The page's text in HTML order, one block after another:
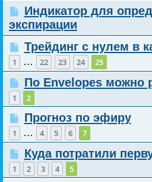
Индикатор для
экспирации
Трейдинг с нулем в
1 … 22 23 24 25
По Envelopes можно
1 2
Прогноз по эфиру
1 … 4 5 6 7
Куда потратили
1 2 3 4 5